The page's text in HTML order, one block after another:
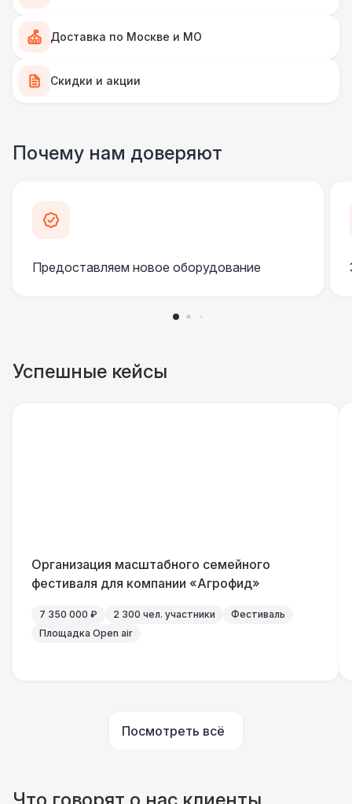
Доставка по Москве и МО
Скидки и акции
Почему нам доверяют
Предоставляем новое оборудование
Успешные кейсы
Организация масштабного семейного
фестиваля для компании «Агрофид»
7 350 000 ₽ 2 300 чел. участники
Фестиваль
Площадка Open air
Посмотреть всё